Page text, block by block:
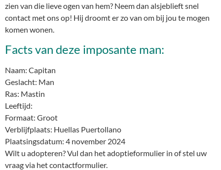
zien van die lieve ogen van hem? Neem dan alsjeblieft snel
contact met ons op! Hij droomt er zo van om bij jou te mogen
komen wonen.
Facts van deze imposante man:
Naam: Capitan
Geslacht: Man
Ras: Mastin
Leeftijd:
Formaat: Groot
Verblijfplaats: Huellas Puertollano
Plaatsingsdatum: 4 november 2024
Wilt u adopteren? Vul dan het adoptieformulier in of stel uw
vraag via het contactformulier.